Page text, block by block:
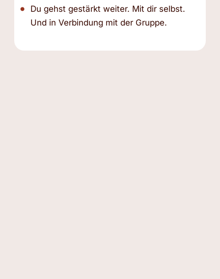
Du gehst gestärkt weiter. Mit dir selbst.
Und in Verbindung mit der Gruppe.